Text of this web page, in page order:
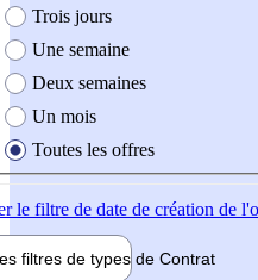
Trois jours
Une semaine
Deux semaines
Un mois
Toutes les offres
le filtre de date de création de
filtres de types de Contrat